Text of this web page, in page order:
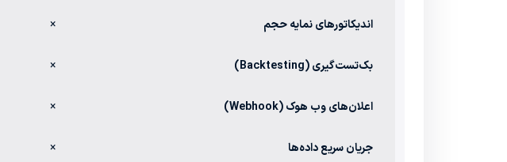
اندیکاتورهای نمایه حجم ×
بک‌تست‌گیری (Backtesting) ×
اعلان‌های وب هوک (Webhook) ×
جریان سریع داده‌ها ×